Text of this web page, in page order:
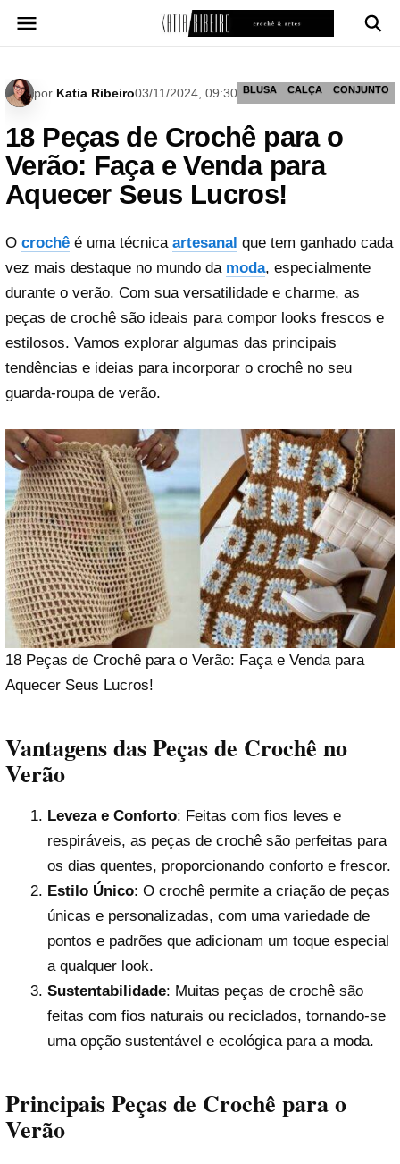
para
por Katia Ribeiro03/11/2024, 09:30 BLUSA CALÇA CONJUNTO
18 Peças de Crochê para o
Verão: Faça e Venda para
Aquecer Seus Lucros!
O crochê é uma técnica artesanal que tem ganhado cada
vez mais destaque no mundo da moda, especialmente
durante o verão. Com sua versatilidade e charme, as
peças de crochê são ideais para compor looks frescos e
estilosos. Vamos explorar algumas das principais
tendências e ideias para incorporar o crochê no seu
guarda-roupa de verão.
18 Peças de Crochê para o Verão: Faça e Venda para
Aquecer Seus Lucros!
Vantagens das Peças de Crochê no
Verão
Leveza e Conforto: Feitas com fios leves e
respiráveis, as peças de crochê são perfeitas para
os dias quentes, proporcionando conforto e frescor.
Estilo Único: O crochê permite a criação de peças
únicas e personalizadas, com uma variedade de
pontos e padrões que adicionam um toque especial
a qualquer look.
Sustentabilidade: Muitas peças de crochê são
feitas com fios naturais ou reciclados, tornando-se
uma opção sustentável e ecológica para a moda.
Principais Peças de Crochê para o
Verão